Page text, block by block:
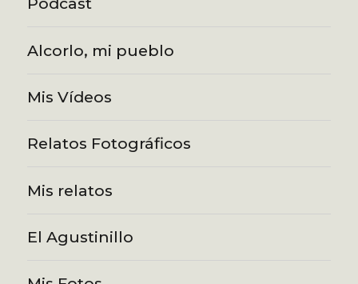
Alcorlo, mi pueblo
Mis Vídeos
Relatos Fotográficos
Mis relatos
El Agustinillo